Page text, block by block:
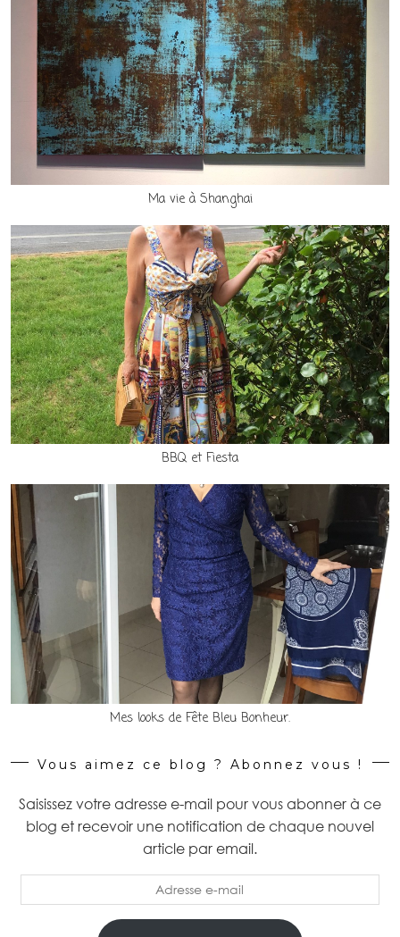
Ma vie à Shanghai
BBQ et Fiesta
Mes looks de Fête Bleu Bonheur.
Vous aimez ce blog ? Abonnez vous !
Saisissez votre adresse e-mail pour vous abonner à ce
blog et recevoir une notification de chaque nouvel
article par email.
e-